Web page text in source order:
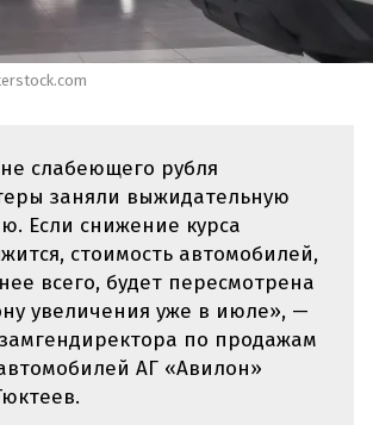
слабеющего рубля
заняли выжидательную
Если снижение курса
стоимость автомобилей,
всего, будет пересмотрена
увеличения уже в июле», —
замгендиректора по продажам
АГ «Авилон»